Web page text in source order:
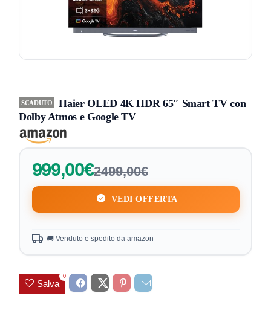
SCADUTO
Haier OLED 4K HDR 65″ Smart TV con
Dolby Atmos e Google TV
999,00€2499,00€
VEDI OFFERTA
🚚 Venduto e spedito da amazon
Salva
0